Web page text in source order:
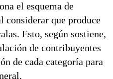
el esquema de
considerar que produce
Esto, según sostiene,
de contribuyentes
de cada categoría para